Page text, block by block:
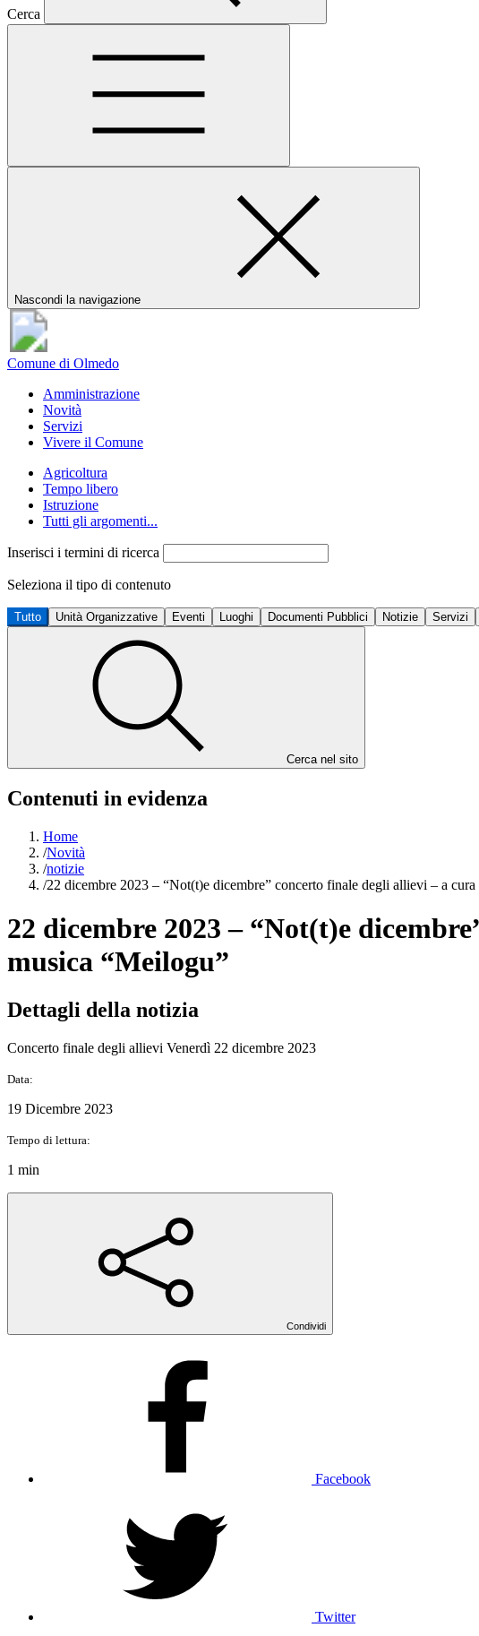
Cerca
Nascondi la navigazione
Comune di Olmedo
Amministrazione
Novità
Servizi
Vivere il Comune
Agricoltura
Tempo libero
Istruzione
Tutti gli argomenti...
Inserisci i termini di ricerca
Seleziona il tipo di contenuto
Tutto Unità Organizzative Eventi Luoghi Documenti Pubblici Notizie Servizi
Cerca nel sito
Contenuti in evidenza
Home
/Novità
/notizie
/22 dicembre 2023 – “Not(t)e dicembre” concerto finale degli allievi – a
22 dicembre 2023 – “Not(t)e
musica “Meilogu”
Dettagli della notizia
Concerto finale degli allievi Venerdì 22 dicembre 2023
Data:
19 Dicembre 2023
Tempo di lettura:
1 min
Condividi
Facebook
Twitter